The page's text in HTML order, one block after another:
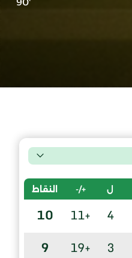
ل +/- النقاط
4
+11
10
3
+19
9